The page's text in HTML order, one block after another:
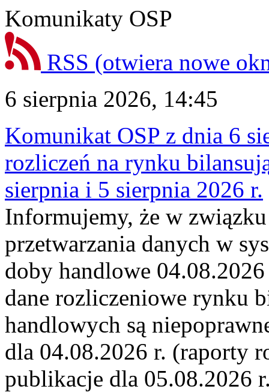
Komunikaty OSP
RSS (otwiera nowe
6 sierpnia 2026, 14:45
Komunikat OSP z dnia 6
rozliczeń na rynku
sierpnia i 5 sierpnia 2026 r.
Informujemy, że w
przetwarzania danych w
doby handlowe
dane rozliczeniowe rynku
handlowych są
dla 04.08.2026 r. (raporty
publikacje dla 05.08.2026